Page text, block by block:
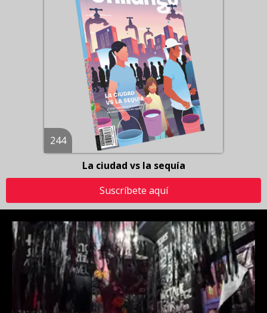
244
La ciudad vs la sequía
Suscríbete aquí